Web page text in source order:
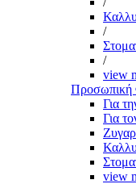
/
/
view
Προσωπική
Για
Για
view